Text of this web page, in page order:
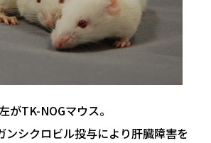
がTK-NOGマウス。
ンシクロビル投与により肝臓障害を